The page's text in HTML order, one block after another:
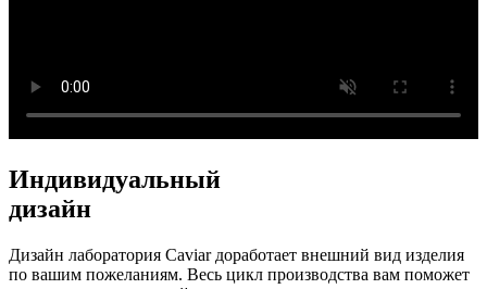
Индивидуальный
дизайн
Дизайн лаборатория Caviar доработает внешний вид изделия
по вашим пожеланиям. Весь цикл производства вам поможет